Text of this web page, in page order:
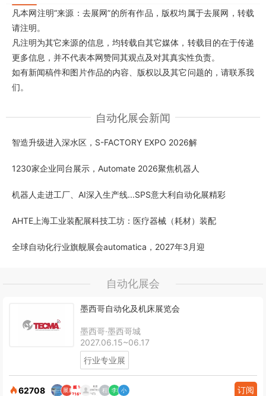
凡本网注明“来源：去展网”的所有作品，版权均属于去展网，转载
请注明。
凡注明为其它来源的信息，均转载自其它媒体，转载目的在于传递
更多信息，并不代表本网赞同其观点及对其真实性负责。
如有新闻稿件和图片作品的内容、版权以及其它问题的，请联系我
们。
自动化展会新闻
智造升级进入深水区，S-FACTORY EXPO 2026解
1230家企业同台展示，Automate 2026聚焦机器人
机器人走进工厂、AI深入生产线...SPS意大利自动化展精彩
AHTE上海工业装配展科技工坊：医疗器械（耗材）装配
全球自动化行业旗舰展会automatica，2027年3月迎
自动化展会
墨西哥自动化及机床展览会
墨西哥·墨西哥城
2027.06.15~06.17
行业专业展
62708 订阅